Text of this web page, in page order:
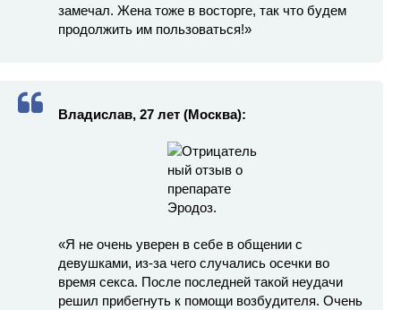
замечал. Жена тоже в восторге, так что будем
продолжить им пользоваться!»
Владислав, 27 лет (Москва):
«Я не очень уверен в себе в общении с
девушками, из-за чего случались осечки во
время секса. После последней такой неудачи
решил прибегнуть к помощи возбудителя. Очень